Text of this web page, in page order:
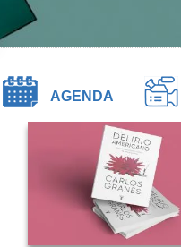
AGENDA